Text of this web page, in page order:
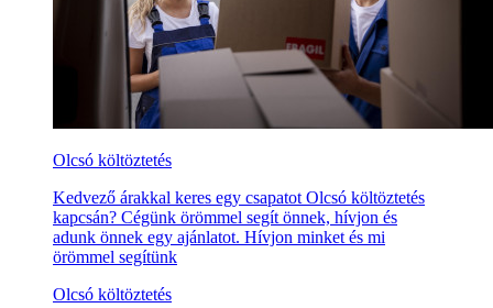
Olcsó költöztetés
Kedvező árakkal keres egy csapatot Olcsó költöztetés
kapcsán? Cégünk örömmel segít önnek, hívjon és
adunk önnek egy ajánlatot. Hívjon minket és mi
örömmel segítünk
Olcsó költöztetés